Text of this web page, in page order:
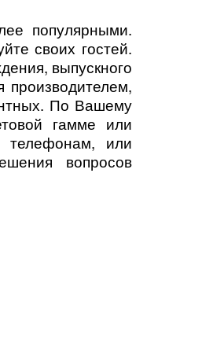
популярными.
своих гостей.
выпускного
производителем,
По Вашему
гамме или
или
вопросов